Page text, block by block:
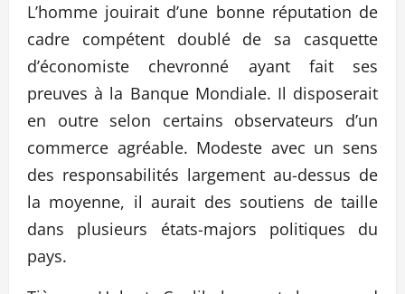
L’homme jouirait d’une bonne réputation de
cadre compétent doublé de sa casquette
d’économiste chevronné ayant fait ses
preuves à la Banque Mondiale. Il disposerait
en outre selon certains observateurs d’un
commerce agréable. Modeste avec un sens
des responsabilités largement au-dessus de
la moyenne, il aurait des soutiens de taille
dans plusieurs états-majors politiques du
pays.